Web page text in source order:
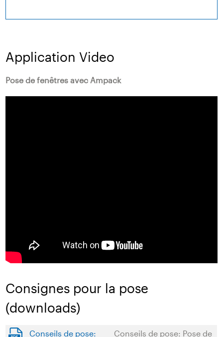
Application Video
Pose de fenêtres avec Ampack
Consignes pour la pose
(downloads)
Conseils de pose:
Conseils de pose: Pose de